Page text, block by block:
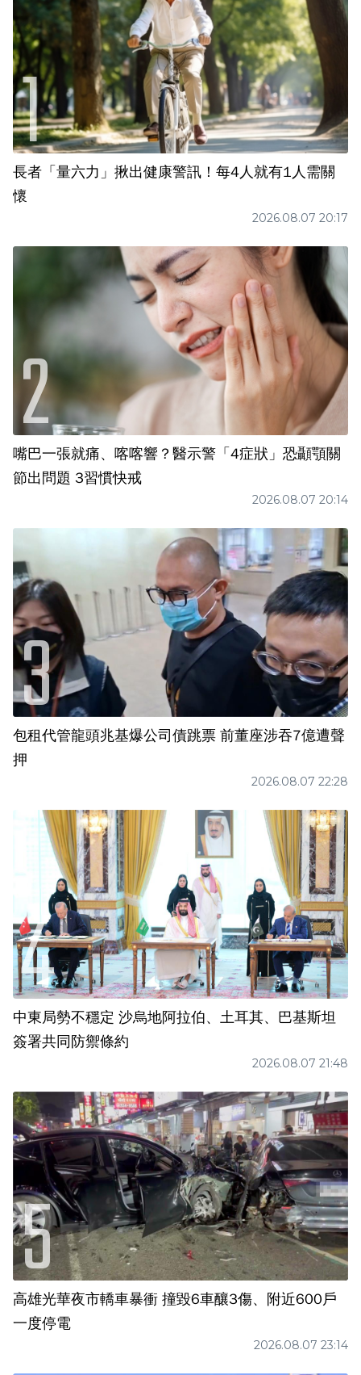
長者「量六力」揪出健康警訊！每4人就有1人需關
懷
2026.08.07 20:17
嘴巴一張就痛、喀喀響？醫示警「4症狀」恐顳顎關
節出問題 3習慣快戒
2026.08.07 20:14
包租代管龍頭兆基爆公司債跳票 前董座涉吞7億遭聲
押
2026.08.07 22:28
中東局勢不穩定 沙烏地阿拉伯、土耳其、巴基斯坦
簽署共同防禦條約
2026.08.07 21:48
高雄光華夜市轎車暴衝 撞毀6車釀3傷、附近600戶
一度停電
2026.08.07 23:14